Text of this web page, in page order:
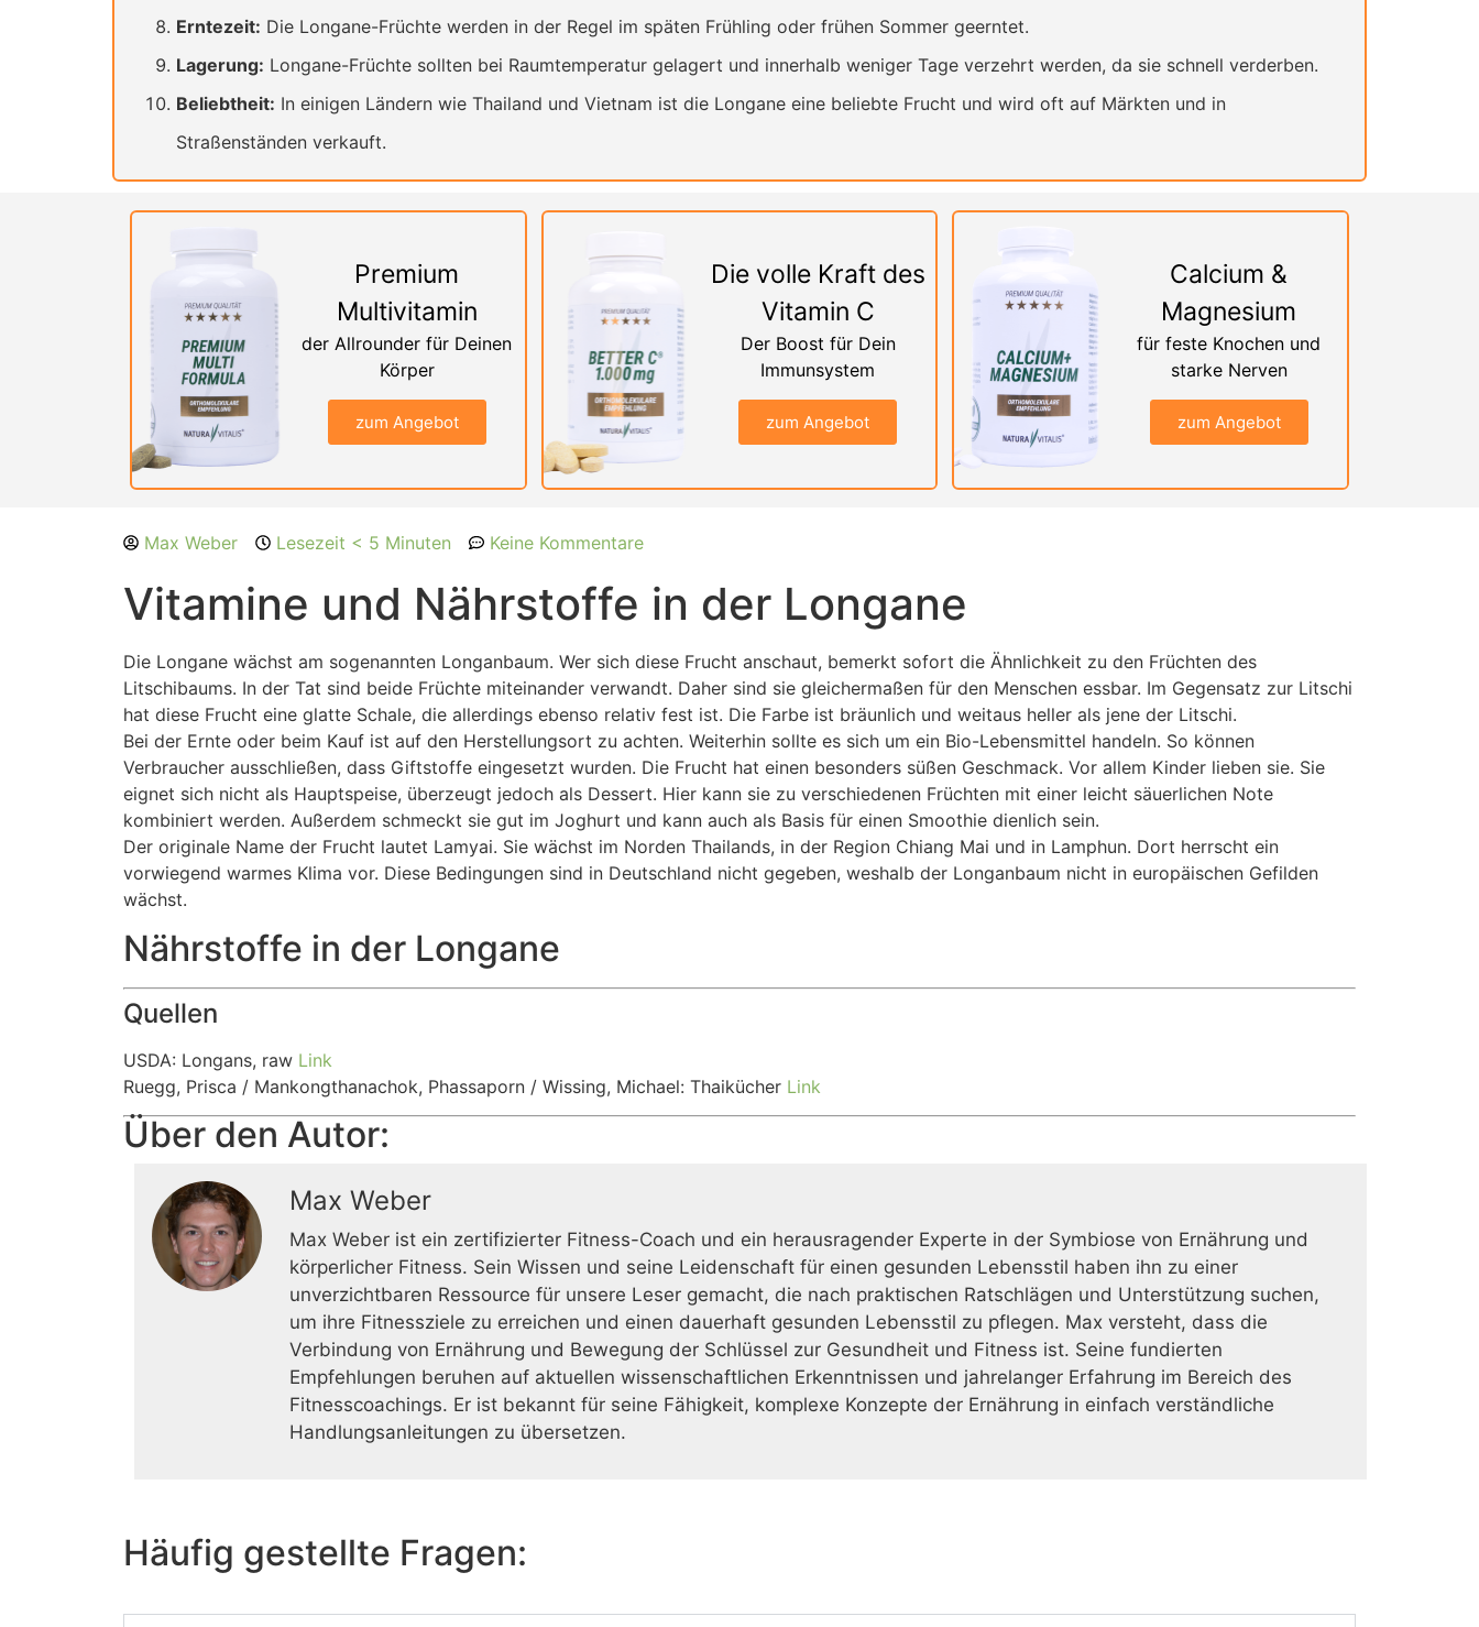
Erntezeit: Die Longane-Früchte werden in der Regel im späten Frühling oder frühen Sommer geerntet.
Lagerung: Longane-Früchte sollten bei Raumtemperatur gelagert und innerhalb weniger Tage verzehrt werden, da sie schnell verderben.
Beliebtheit: In einigen Ländern wie Thailand und Vietnam ist die Longane eine beliebte Frucht und wird oft auf Märkten und in
Straßenständen verkauft.
Premium
Multivitamin
der Allrounder für Deinen
Körper
zum Angebot
Die volle Kraft des
Vitamin C
Der Boost für Dein
Immunsystem
zum Angebot
Calcium &
Magnesium
für feste Knochen und
starke Nerven
zum Angebot
Max Weber Lesezeit < 5 Minuten Keine Kommentare
Vitamine und Nährstoffe in der Longane
Die Longane wächst am sogenannten Longanbaum. Wer sich diese Frucht anschaut, bemerkt sofort die Ähnlichkeit zu den Früchten des
Litschibaums. In der Tat sind beide Früchte miteinander verwandt. Daher sind sie gleichermaßen für den Menschen essbar. Im Gegensatz zur Litschi
hat diese Frucht eine glatte Schale, die allerdings ebenso relativ fest ist. Die Farbe ist bräunlich und weitaus heller als jene der Litschi.
Bei der Ernte oder beim Kauf ist auf den Herstellungsort zu achten. Weiterhin sollte es sich um ein Bio-Lebensmittel handeln. So können
Verbraucher ausschließen, dass Giftstoffe eingesetzt wurden. Die Frucht hat einen besonders süßen Geschmack. Vor allem Kinder lieben sie. Sie
eignet sich nicht als Hauptspeise, überzeugt jedoch als Dessert. Hier kann sie zu verschiedenen Früchten mit einer leicht säuerlichen Note
kombiniert werden. Außerdem schmeckt sie gut im Joghurt und kann auch als Basis für einen Smoothie dienlich sein.
Der originale Name der Frucht lautet Lamyai. Sie wächst im Norden Thailands, in der Region Chiang Mai und in Lamphun. Dort herrscht ein
vorwiegend warmes Klima vor. Diese Bedingungen sind in Deutschland nicht gegeben, weshalb der Longanbaum nicht in europäischen Gefilden
wächst.
Nährstoffe in der Longane
Quellen
USDA: Longans, raw Link
Ruegg, Prisca / Mankongthanachok, Phassaporn / Wissing, Michael: Thaikücher Link
Über den Autor:
Max Weber
Max Weber ist ein zertifizierter Fitness-Coach und ein herausragender Experte in der Symbiose von Ernährung und
körperlicher Fitness. Sein Wissen und seine Leidenschaft für einen gesunden Lebensstil haben ihn zu einer
unverzichtbaren Ressource für unsere Leser gemacht, die nach praktischen Ratschlägen und Unterstützung suchen,
um ihre Fitnessziele zu erreichen und einen dauerhaft gesunden Lebensstil zu pflegen. Max versteht, dass die
Verbindung von Ernährung und Bewegung der Schlüssel zur Gesundheit und Fitness ist. Seine fundierten
Empfehlungen beruhen auf aktuellen wissenschaftlichen Erkenntnissen und jahrelanger Erfahrung im Bereich des
Fitnesscoachings. Er ist bekannt für seine Fähigkeit, komplexe Konzepte der Ernährung in einfach verständliche
Handlungsanleitungen zu übersetzen.
Häufig gestellte Fragen: